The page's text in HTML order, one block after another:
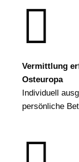

Vermittlung
Osteuropa
Individuell
persönliche